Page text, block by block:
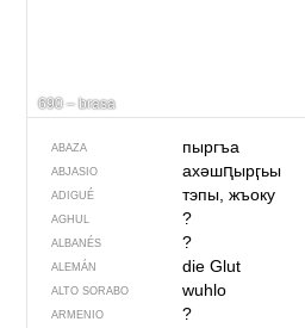
690 – brasa
ABAZA пыргъа
ABJASIO ахәшԥырӷьы
ADIGUÉ тэпы, жъоку
AGHUL ?
ALBANÉS ?
ALEMÁN die Glut
ALTO SORABO wuhlo
ARMENIO ?